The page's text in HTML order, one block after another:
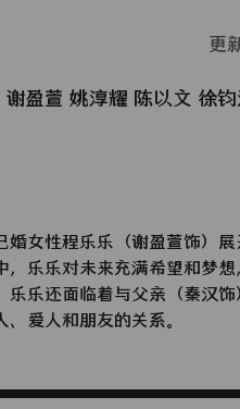
更
谢盈萱 姚淳耀 陈以文 徐钧
婚女性程乐乐（谢盈萱饰）
，乐乐对未来充满希望和梦
乐乐还面临着与父亲（秦汉
爱人和朋友的关系。